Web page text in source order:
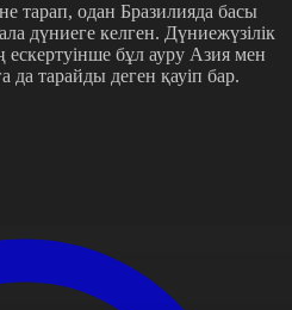
тарап, одан Бразилияда басы
дүниеге келген. Дүниежүзілік
бұл ауру Азия мен
да тарайды деген қауіп бар.